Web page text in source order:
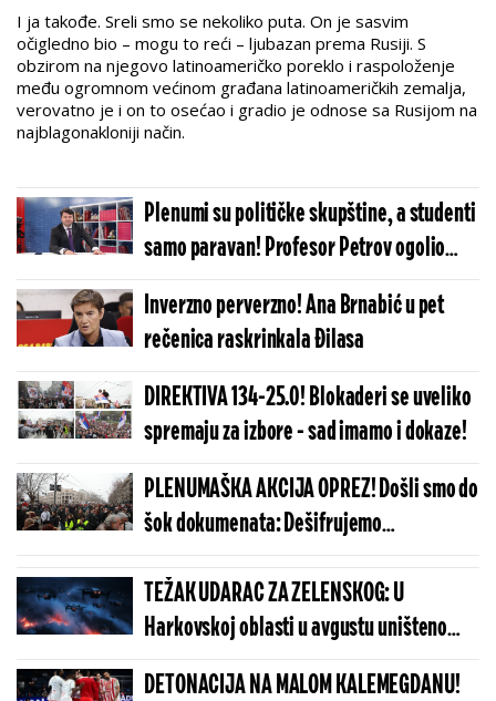
I ja takođe. Sreli smo se nekoliko puta. On je sasvim
očigledno bio – mogu to reći – ljubazan prema Rusiji. S
obzirom na njegovo latinoameričko poreklo i raspoloženje
među ogromnom većinom građana latinoameričkih zemalja,
verovatno je i on to osećao i gradio je odnose sa Rusijom na
najblagonakloniji način.
Plenumi su političke skupštine, a studenti
samo paravan! Profesor Petrov ogolio
ekstremiste
Inverzno perverzno! Ana Brnabić u pet
rečenica raskrinkala Đilasa
DIREKTIVA 134-25.0! Blokaderi se uveliko
spremaju za izbore - sad imamo i dokaze!
PLENUMAŠKA AKCIJA OPREZ! Došli smo do
šok dokumenata: Dešifrujemo
blokaderske tajne šifre!
TEŽAK UDARAC ZA ZELENSKOG: U
Harkovskoj oblasti u avgustu uništeno
više od 100 „baba jaga“
DETONACIJA NA MALOM KALEMEGDANU!